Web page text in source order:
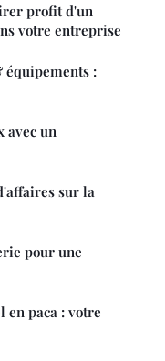
profit d'un
votre entreprise
équipements :
avec un
sur la
pour une
en paca : votre